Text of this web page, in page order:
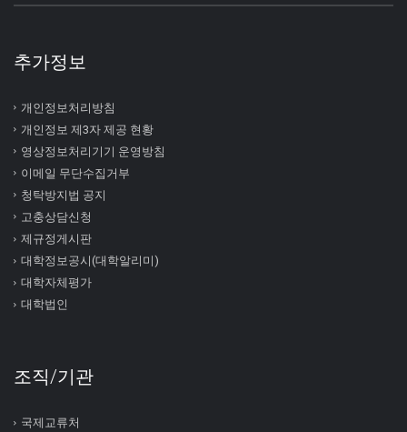
추가정보
개인정보처리방침
개인정보 제3자 제공 현황
영상정보처리기기 운영방침
이메일 무단수집거부
청탁방지법 공지
고충상담신청
제규정게시판
대학정보공시(대학알리미)
대학자체평가
대학법인
조직/기관
국제교류처